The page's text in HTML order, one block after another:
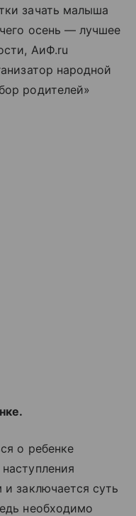
зачать малыша
осень — лучшее
АиФ.ru
народной
родителей»
о ребенке
заключается суть
необходимо